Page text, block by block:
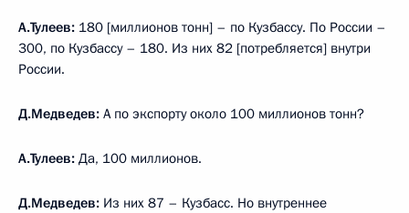
А.Тулеев: 180 [миллионов тонн] – по Кузбассу. По России –
300, по Кузбассу – 180. Из них 82 [потребляется] внутри
России.
Д.Медведев: А по экспорту около 100 миллионов тонн?
А.Тулеев: Да, 100 миллионов.
Д.Медведев: Из них 87 – Кузбасс. Но внутреннее